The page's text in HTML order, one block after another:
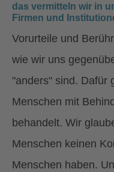
das vermitteln wir in
Firmen und
Vorurteile und
wie wir uns
"anders" sind. Dafür
Menschen mit
behandelt. Wir
Menschen keinen
Menschen haben.